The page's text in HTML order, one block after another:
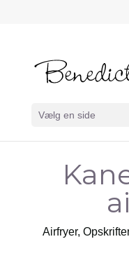
Vælg en side
Airfryer,